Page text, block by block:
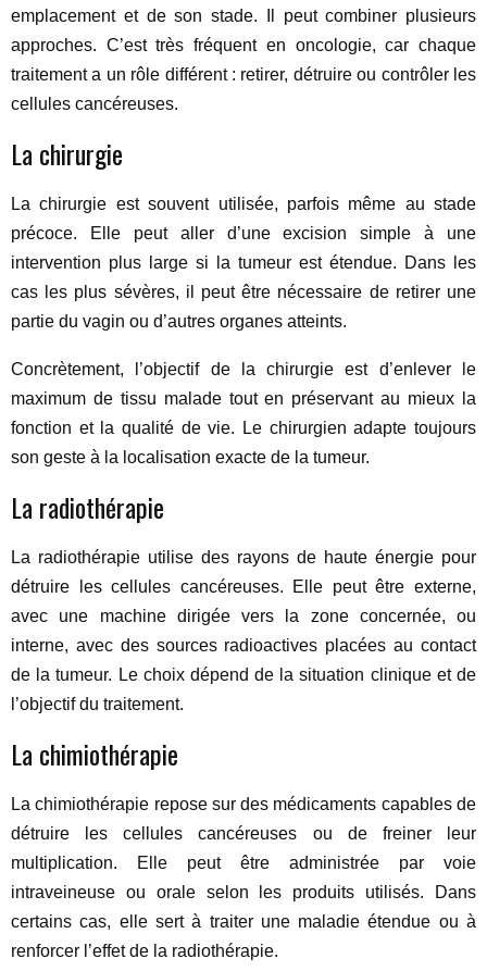
emplacement et de son stade. Il peut combiner plusieurs
approches. C’est très fréquent en oncologie, car chaque
traitement a un rôle différent : retirer, détruire ou contrôler les
cellules cancéreuses.
La chirurgie
La chirurgie est souvent utilisée, parfois même au stade
précoce. Elle peut aller d’une excision simple à une
intervention plus large si la tumeur est étendue. Dans les
cas les plus sévères, il peut être nécessaire de retirer une
partie du vagin ou d’autres organes atteints.
Concrètement, l’objectif de la chirurgie est d’enlever le
maximum de tissu malade tout en préservant au mieux la
fonction et la qualité de vie. Le chirurgien adapte toujours
son geste à la localisation exacte de la tumeur.
La radiothérapie
La radiothérapie utilise des rayons de haute énergie pour
détruire les cellules cancéreuses. Elle peut être externe,
avec une machine dirigée vers la zone concernée, ou
interne, avec des sources radioactives placées au contact
de la tumeur. Le choix dépend de la situation clinique et de
l’objectif du traitement.
La chimiothérapie
La chimiothérapie repose sur des médicaments capables de
détruire les cellules cancéreuses ou de freiner leur
multiplication. Elle peut être administrée par voie
intraveineuse ou orale selon les produits utilisés. Dans
certains cas, elle sert à traiter une maladie étendue ou à
renforcer l’effet de la radiothérapie.